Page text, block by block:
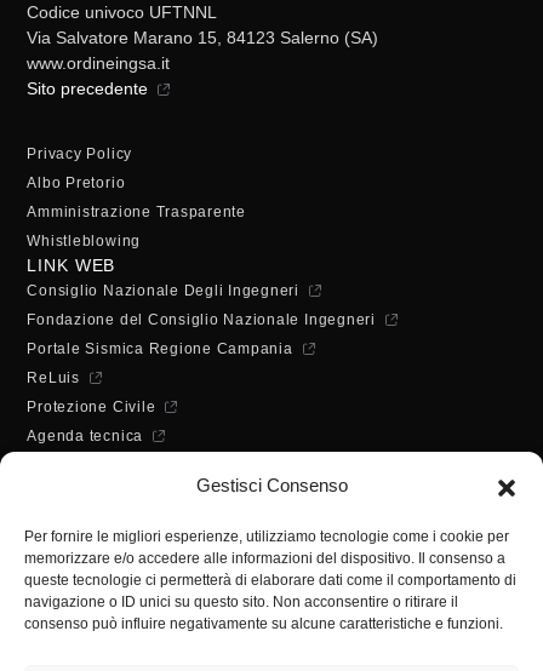
Gestisci Consenso
Per fornire le migliori esperienze, utilizziamo tecnologie come i cookie per
memorizzare e/o accedere alle informazioni del dispositivo. Il consenso a
queste tecnologie ci permetterà di elaborare dati come il comportamento di
navigazione o ID unici su questo sito. Non acconsentire o ritirare il
consenso può influire negativamente su alcune caratteristiche e funzioni.
Codice univoco UFTNNL
Via Salvatore Marano 15, 84123 Salerno (SA)
www.ordineingsa.it
Sito precedente
Privacy Policy
Albo Pretorio
Amministrazione Trasparente
Whistleblowing
LINK WEB
Consiglio Nazionale Degli Ingegneri
Fondazione del Consiglio Nazionale Ingegneri
Portale Sismica Regione Campania
ReLuis
Protezione Civile
Agenda tecnica
ORARI DI APERTURA
10:00 - 12:00
Martedì - Giovedì:
10:00 - 12:00 / 14:30 - 16:30
SEGRETERIA